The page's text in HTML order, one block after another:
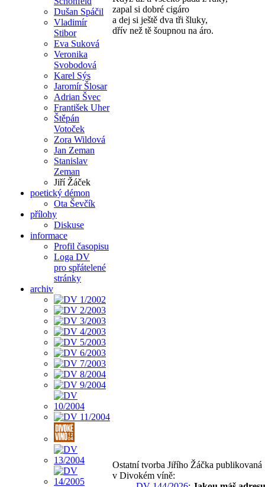
Dušan Spáčil
Vladimír
Stibor
Eva Suková
Veronika
Svobodová
Karel Sýs
Jaromír Šlosar
Adrian Švec
František Uher
Štěpán
Votoček
Zora Wildová
Jan Zeman
Stanislav
Zeman
Jiří Žáček
poetický démon
Ota Ševčík
přílohy
Diskuse
informace
Profil časopisu
Loga DV
pro spřátelené
stránky
archiv
zapal si dobré cigáro
a dej si ještě dva tři šluky,
dřív než tě šoupnou na áro.
Ostatní tvorba Jiřího Žáčka publikovaná
v Divokém víně: